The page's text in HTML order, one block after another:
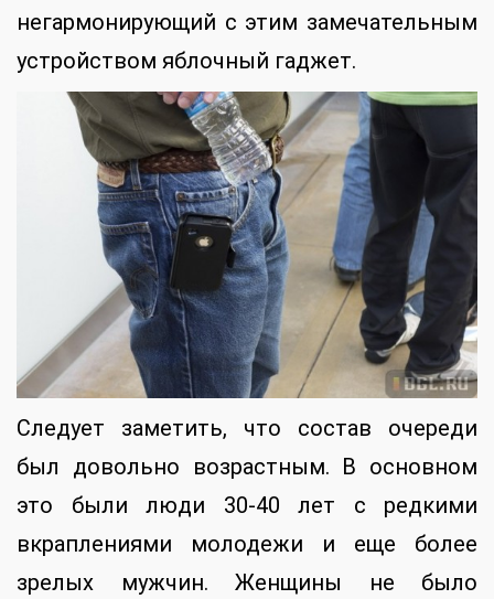
негармонирующий с этим замечательным
устройством яблочный гаджет.
Следует заметить, что состав очереди
был довольно возрастным. В основном
это были люди 30-40 лет с редкими
вкраплениями молодежи и еще более
зрелых мужчин. Женщины не было